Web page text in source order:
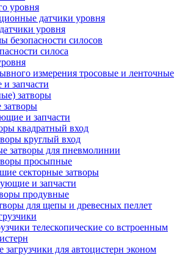
уровня
датчики уровня
уровня
безопасности силосов
силоса
измерения тросовые и ленточные
запчасти
затворы
и запчасти
квадратный вход
круглый вход
затворы для пневмолинии
просыпные
секторные затворы
и запчасти
продувные
для щепы и древесных пеллет
телескопические со встроенным
загрузчики для автоцистерн эконом